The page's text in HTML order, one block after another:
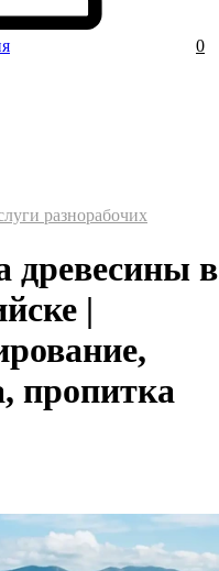
0
разнорабочих
древесины в
|
пропитка